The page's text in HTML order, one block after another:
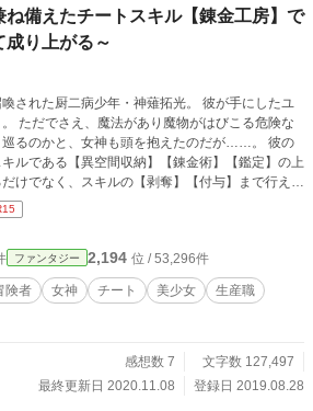
ね備えたチートスキル【錬金工房】で
り上がる～
厨二病少年・神薙拓光。 彼が手にしたユ
ただでさえ、魔法があり魔物がはびこる危険な
のかと、女神も頭を抱えたのだが……。 彼の
ルである【異空間収納】【錬金術】【鑑定】の上
けでなく、スキルの【剥奪】【付与】まで行える
スキルだった。 これは一人の少年が
ていく物語。 ※カクヨムにも投稿し
ファンタジー 2,194 位 / 53,296件
険者 女神 チート 美少女
生産職
感想数 7
文字数 127,497
最終更新日 2020.11.08
登録日 2019.08.28